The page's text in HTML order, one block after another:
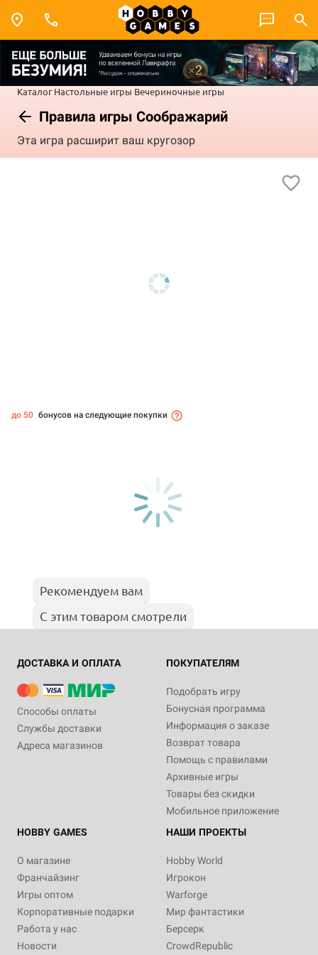
Каталог Настольные игры Вечериночные игры
Правила игры Соображарий
Эта игра расширит ваш кругозор
до 50 бонусов на следующие покупки
Рекомендуем вам
С этим товаром смотрели
ДОСТАВКА И ОПЛАТА
Способы оплаты
Службы доставки
Адреса магазинов
ПОКУПАТЕЛЯМ
Подобрать игру
Бонусная программа
Информация о заказе
Возврат товара
Помощь с правилами
Архивные игры
Товары без скидки
Мобильное приложение
HOBBY GAMES
О магазине
Франчайзинг
Игры оптом
Корпоративные подарки
Работа у нас
Новости
НАШИ ПРОЕКТЫ
Hobby World
Игрокон
Warforge
Мир фантастики
Берсерк
CrowdRepublic